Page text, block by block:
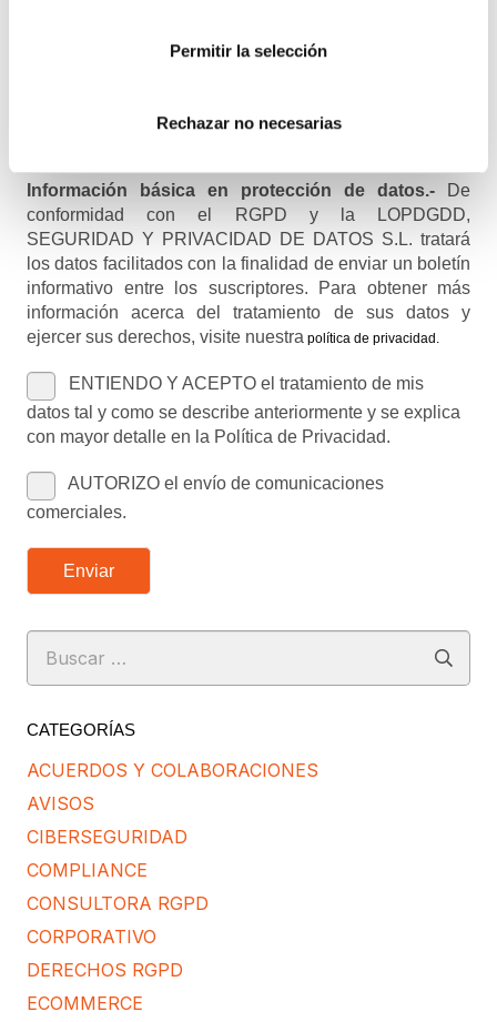
Permitir la selección
Rechazar no necesarias
Información básica en protección de datos.- De
conformidad con el RGPD y la LOPDGDD,
SEGURIDAD Y PRIVACIDAD DE DATOS S.L. tratará
los datos facilitados con la finalidad de enviar un boletín
informativo entre los suscriptores. Para obtener más
información acerca del tratamiento de sus datos y
ejercer sus derechos, visite nuestra política de privacidad .
ENTIENDO Y ACEPTO el tratamiento de mis
datos tal y como se describe anteriormente y se explica
con mayor detalle en la Política de Privacidad.
AUTORIZO el envío de comunicaciones
comerciales.
Enviar
Buscar:
CATEGORÍAS
ACUERDOS Y COLABORACIONES
AVISOS
CIBERSEGURIDAD
COMPLIANCE
CONSULTORA RGPD
CORPORATIVO
DERECHOS RGPD
ECOMMERCE